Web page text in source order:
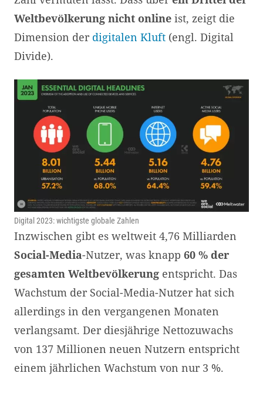
Weltbevölkerung nicht online ist, zeigt die
Dimension der digitalen Kluft (engl. Digital
Divide).
Digital 2023: wichtigste globale Zahlen
Inzwischen gibt es weltweit 4,76 Milliarden
Social-Media-Nutzer, was knapp 60 % der
gesamten Weltbevölkerung entspricht. Das
Wachstum der Social-Media-Nutzer hat sich
allerdings in den vergangenen Monaten
verlangsamt. Der diesjährige Nettozuwachs
von 137 Millionen neuen Nutzern entspricht
einem jährlichen Wachstum von nur 3 %.